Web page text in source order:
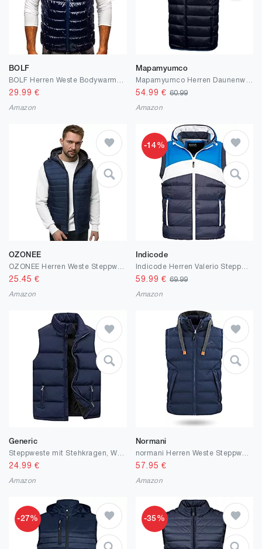
BOLF
29.99 €
Amazon
Mapamyumco
54.99 € 60.99
Amazon
OZONEE
25.45 €
Amazon
-14%
Indicode
59.99 € 69.99
Amazon
Generic
24.99 €
Amazon
Normani
57.95 €
Amazon
-27% -35%